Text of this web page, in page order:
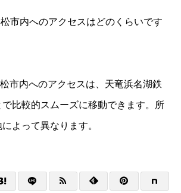
市内へのアクセスはどのくらいです
市内へのアクセスは、天竜浜名湖鉄
比較的スムーズに移動できます。所
よって異なります。